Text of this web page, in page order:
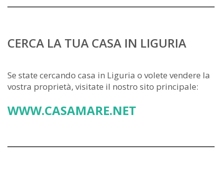
CERCA LA TUA CASA IN LIGURIA
Se state cercando casa in Liguria o volete vendere la
vostra proprietà, visitate il nostro sito principale:
WWW.CASAMARE.NET